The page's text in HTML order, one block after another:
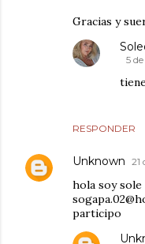
Gracias y
RESPONDER
5
Unknown 21
hola soy sole
participo